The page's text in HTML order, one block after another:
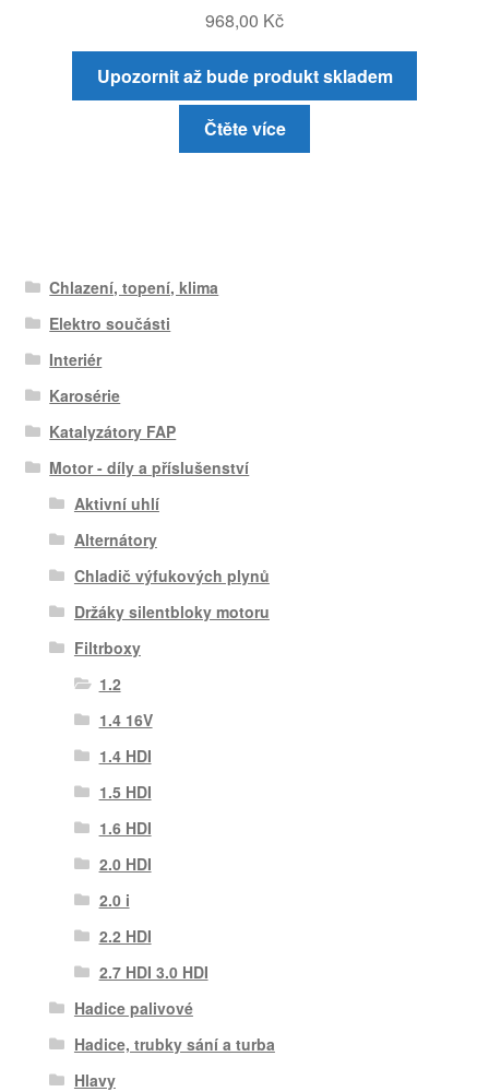
968,00 Kč
Upozornit až bude produkt skladem
Čtěte více
Chlazení, topení, klima
Elektro součásti
Interiér
Karosérie
Katalyzátory FAP
Motor - díly a příslušenství
Aktivní uhlí
Alternátory
Chladič výfukových plynů
Držáky silentbloky motoru
Filtrboxy
1.2
1.4 16V
1.4 HDI
1.5 HDI
1.6 HDI
2.0 HDI
2.0 i
2.2 HDI
2.7 HDI 3.0 HDI
Hadice palivové
Hadice, trubky sání a turba
Hlavy